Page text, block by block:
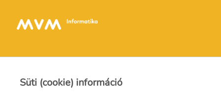
Kapcsolat
Süti (cookie) információ